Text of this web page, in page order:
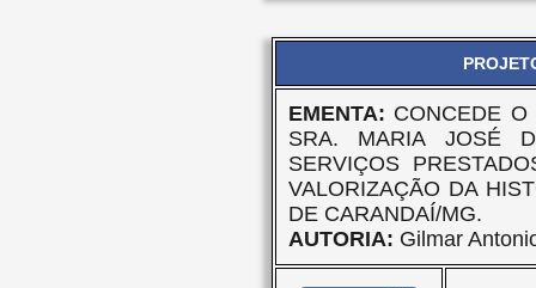
EMENTA: CONCEDE
SRA. MARIA JOSÉ
SERVIÇOS
VALORIZAÇÃO DA
DE CARANDAÍ/MG.
AUTORIA: Gilmar